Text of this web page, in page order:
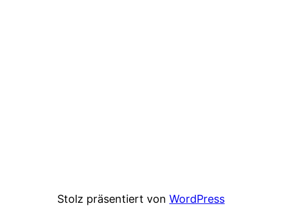
Stolz präsentiert von WordPress